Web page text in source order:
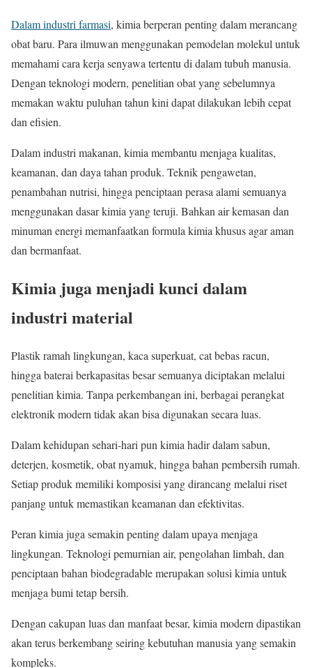
Dalam industri farmasi, kimia berperan penting dalam merancang
obat baru. Para ilmuwan menggunakan pemodelan molekul untuk
memahami cara kerja senyawa tertentu di dalam tubuh manusia.
Dengan teknologi modern, penelitian obat yang sebelumnya
memakan waktu puluhan tahun kini dapat dilakukan lebih cepat
dan efisien.
Dalam industri makanan, kimia membantu menjaga kualitas,
keamanan, dan daya tahan produk. Teknik pengawetan,
penambahan nutrisi, hingga penciptaan perasa alami semuanya
menggunakan dasar kimia yang teruji. Bahkan air kemasan dan
minuman energi memanfaatkan formula kimia khusus agar aman
dan bermanfaat.
Kimia juga menjadi kunci dalam
industri material
Plastik ramah lingkungan, kaca superkuat, cat bebas racun,
hingga baterai berkapasitas besar semuanya diciptakan melalui
penelitian kimia. Tanpa perkembangan ini, berbagai perangkat
elektronik modern tidak akan bisa digunakan secara luas.
Dalam kehidupan sehari-hari pun kimia hadir dalam sabun,
deterjen, kosmetik, obat nyamuk, hingga bahan pembersih rumah.
Setiap produk memiliki komposisi yang dirancang melalui riset
panjang untuk memastikan keamanan dan efektivitas.
Peran kimia juga semakin penting dalam upaya menjaga
lingkungan. Teknologi pemurnian air, pengolahan limbah, dan
penciptaan bahan biodegradable merupakan solusi kimia untuk
menjaga bumi tetap bersih.
Dengan cakupan luas dan manfaat besar, kimia modern dipastikan
akan terus berkembang seiring kebutuhan manusia yang semakin
kompleks.